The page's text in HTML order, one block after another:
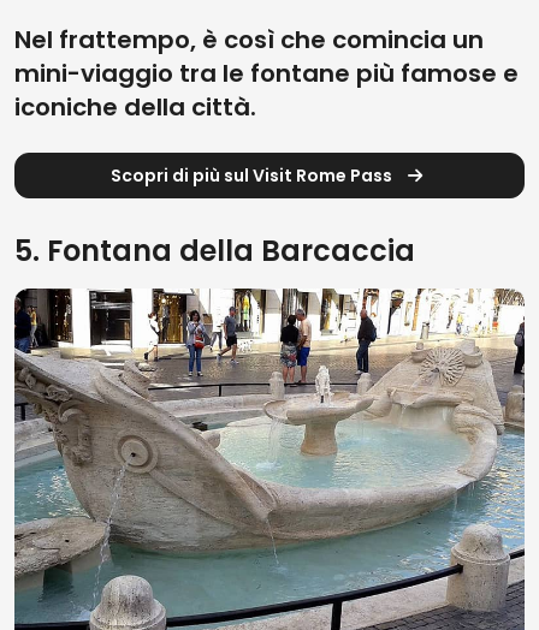
Nel frattempo, è così che comincia un
mini-viaggio tra le fontane più famose e
iconiche della città.
Scopri di più sul Visit Rome Pass
5. Fontana della Barcaccia